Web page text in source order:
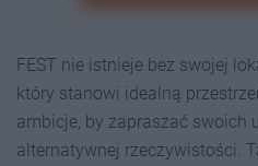
FEST nie istnieje bez swojej
który stanowi idealną
ambicje, by zapraszać swoich
alternatywnej rzeczywistości.